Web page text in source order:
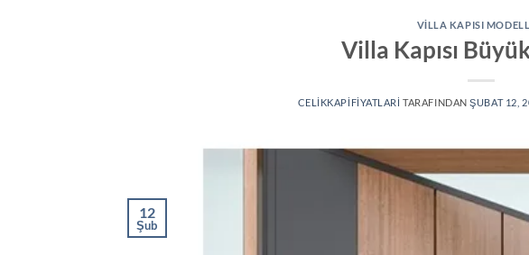
VILLA KAPISI
Villa Kapısı
CELIKKAPIFIYATLARI TARAFINDAN ŞUBAT 12,
12
Şub